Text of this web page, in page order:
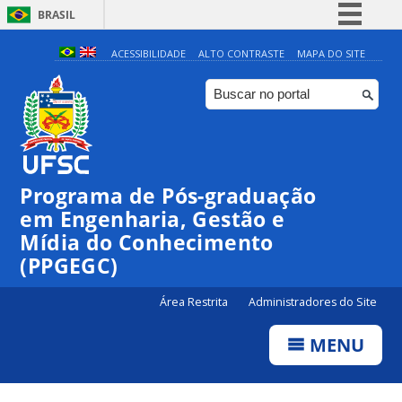
BRASIL
Simplifique!
Comunica BR
Participe
Canais
ACESSIBILIDADE ALTO CONTRASTE MAPA DO SITE
Programa de Pós-graduação
em Engenharia, Gestão e
Mídia do Conhecimento
(PPGEGC)
Área Restrita Administradores do Site
MENU